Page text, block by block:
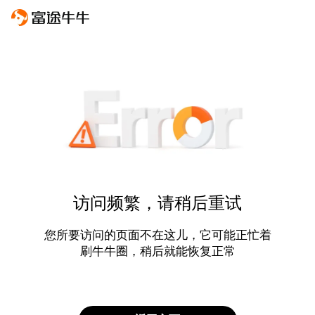
访问频繁，请稍后重试
您所要访问的页面不在这儿，它可能正忙着
刷牛牛圈，稍后就能恢复正常